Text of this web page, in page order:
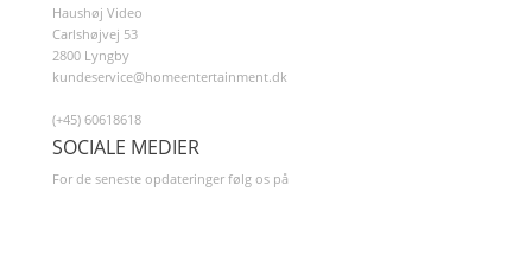
Haushøj Video
Carlshøjvej 53
2800 Lyngby
kundeservice@homeentertainment.dk
(+45) 60618618
SOCIALE MEDIER
For de seneste opdateringer følg os på